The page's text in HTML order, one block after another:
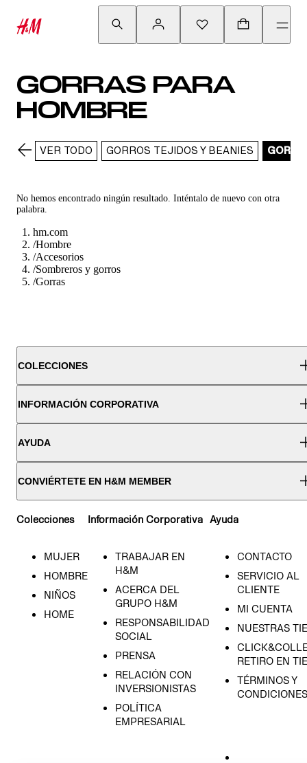
GORRAS PARA
HOMBRE
VER TODO GORROS TEJIDOS Y BEANIES
No hemos encontrado ningún resultado. Inténtalo de nuevo con otra
palabra.
hm.com
/Hombre
/Accesorios
/Sombreros y gorros
/Gorras
COLECCIONES
INFORMACIÓN CORPORATIVA
AYUDA
CONVIÉRTETE EN H&M MEMBER
Colecciones
MUJER
HOMBRE
NIÑOS
HOME
Información Corporativa
TRABAJAR EN
H&M
ACERCA DEL
GRUPO H&M
RESPONSABILIDAD
SOCIAL
PRENSA
RELACIÓN CON
INVERSIONISTAS
POLÍTICA
EMPRESARIAL
Ayuda
CONTACTO
SERVICIO AL
CLIENTE
MI CUENTA
NUESTRAS
RETIRO EN
TÉRMINOS Y
CONDICIONES